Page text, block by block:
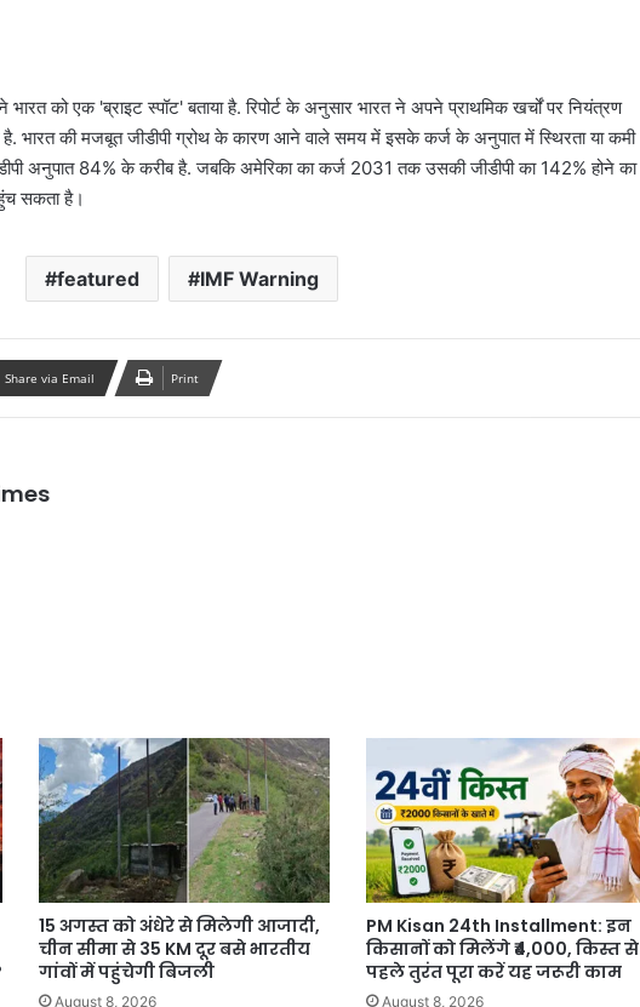
को एक 'ब्राइट स्पॉट' बताया है. रिपोर्ट के अनुसार भारत ने अपने प्राथमिक खर्चों पर नियंत्रण
है. भारत की मजबूत जीडीपी ग्रोथ के कारण आने वाले समय में इसके कर्ज के अनुपात में स्थिरता या कमी
अनुपात 84% के करीब है. जबकि अमेरिका का कर्ज 2031 तक उसकी जीडीपी का 142% होने का
सकता है।
featured IMF Warning
Share via Email Print
15 अगस्त को अंधेरे से मिलेगी आजादी,
चीन सीमा से 35 KM दूर बसे भारतीय
गांवों में पहुंचेगी बिजली
August 8, 2026
PM Kisan 24th Installment: इन
किसानों को मिलेंगे ₹4,000, किस्त से
पहले तुरंत पूरा करें यह जरूरी काम
August 8, 2026